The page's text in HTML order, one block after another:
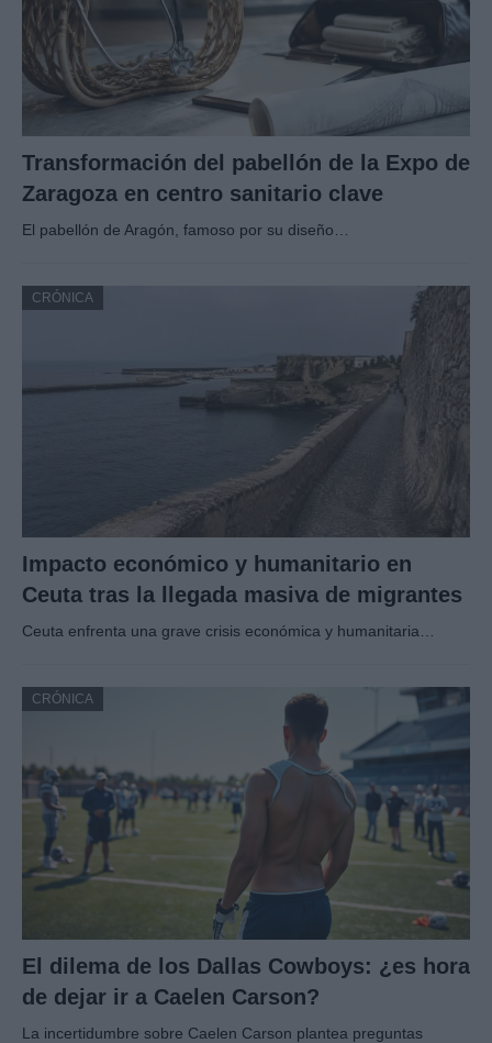
Transformación del pabellón de la Expo de
Zaragoza en centro sanitario clave
El pabellón de Aragón, famoso por su diseño…
CRÓNICA
Impacto económico y humanitario en
Ceuta tras la llegada masiva de migrantes
Ceuta enfrenta una grave crisis económica y humanitaria…
CRÓNICA
El dilema de los Dallas Cowboys: ¿es hora
de dejar ir a Caelen Carson?
La incertidumbre sobre Caelen Carson plantea preguntas